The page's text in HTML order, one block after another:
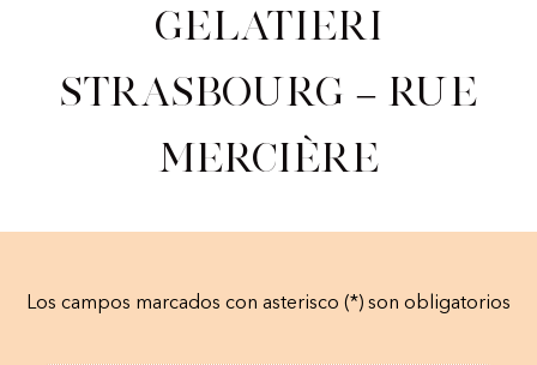
gelatieri
Strasbourg – Rue
Mercière
Los campos marcados con asterisco (*) son obligatorios